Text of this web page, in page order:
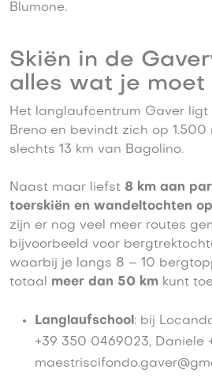
Blumone.
Skiën in de
alles wat je moet
Het langlaufcentrum Gaver
Breno en bevindt zich op
slechts 13 km van Bagolino.
Naast maar liefst 8 km aan
toerskiën en wandeltochten
zijn er nog veel meer routes
bijvoorbeeld voor
waarbij je langs 8 – 10
totaal meer dan 50 km kunt
Langlaufschool: bij
+39 350 0469023, Daniele